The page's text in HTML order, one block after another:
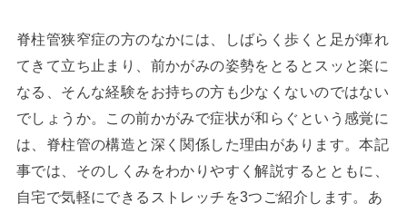
脊柱管狭窄症の方のなかには、しばらく歩くと足が痺れ
てきて立ち止まり、前かがみの姿勢をとるとスッと楽に
なる、そんな経験をお持ちの方も少なくないのではない
でしょうか。この前かがみで症状が和らぐという感覚に
は、脊柱管の構造と深く関係した理由があります。本記
事では、そのしくみをわかりやすく解説するとともに、
自宅で気軽にできるストレッチを3つご紹介します。あ